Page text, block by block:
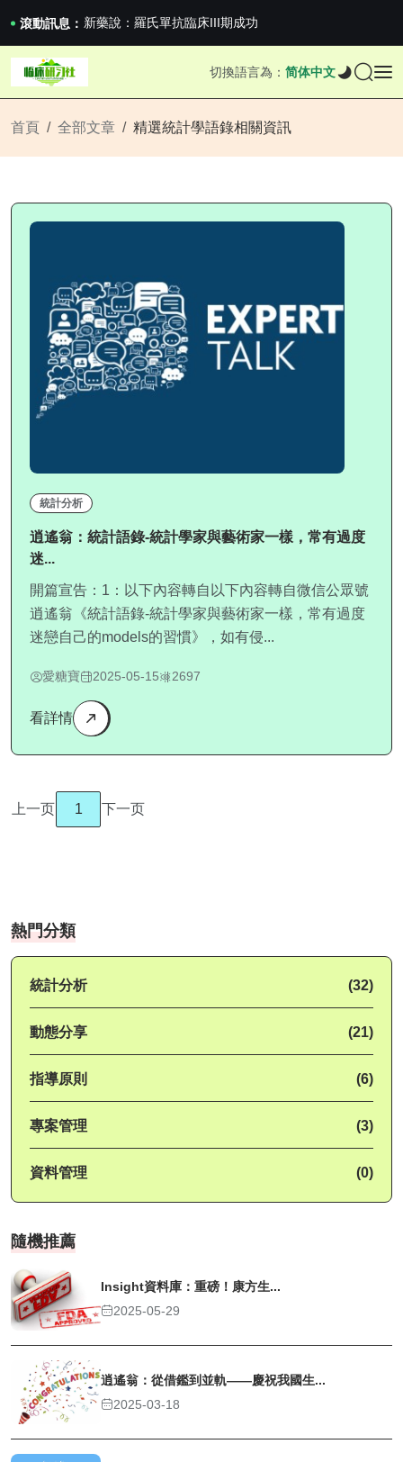
滾動訊息： 新藥說：羅氏單抗臨床III期成功
新藥說：哈佛大學：生男生女不是隨機的，這樣的...
國家藥監局關於適用《E6（R3）：藥物臨床試...
滬上臨研人：著名Global臨床CRO在我國...
新藥說：哈佛大學：生男生女不是隨機的，這樣的...
切換語言為： 简体中文
首頁 全部文章 精選統計學語錄相關資訊
統計分析
逍遙翁：統計語錄-統計學家與藝術家一樣，常有過度
迷...
開篇宣告：1：以下內容轉自以下內容轉自微信公眾號
逍遙翁《統計語錄-統計學家與藝術家一樣，常有過度
迷戀自己的models的習慣》，如有侵...
愛糖寶 2025-05-15 2697
看詳情
上一页 1 下一页
熱門分類
統計分析 (32)
動態分享 (21)
指導原則 (6)
專案管理 (3)
資料管理 (0)
隨機推薦
Insight資料庫：重磅！康方生...
2025-05-29
逍遙翁：從借鑑到並軌——慶祝我國生...
2025-03-18